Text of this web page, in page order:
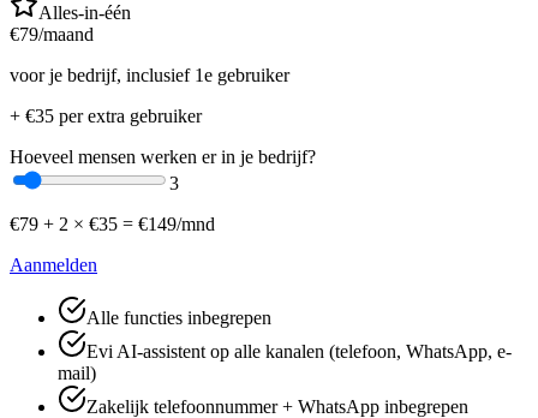
Alles-in-één
€79/maand
voor je bedrijf, inclusief 1e gebruiker
+ €35 per extra gebruiker
Hoeveel mensen werken er in je bedrijf?
3
€79 + 2 × €35 = €149/mnd
Aanmelden
Alle functies inbegrepen
Evi AI-assistent op alle kanalen (telefoon, WhatsApp, e-
mail)
Zakelijk telefoonnummer + WhatsApp inbegrepen